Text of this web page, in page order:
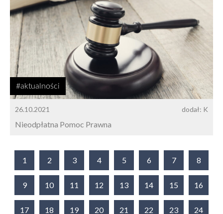
#aktualności
26.10.2021 dodał: K
Nieodpłatna Pomoc Prawna
1 2 3 4 5 6 7 8
9 10 11 12 13 14 15 16
17 18 19 20 21 22 23 24